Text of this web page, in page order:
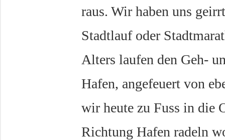
raus. Wir haben uns
Stadtlauf oder
Alters laufen den Geh-
Hafen, angefeuert von
wir heute zu Fuss in die
Richtung Hafen radeln